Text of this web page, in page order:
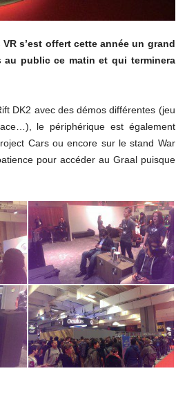
s’est offert cette année un grand
au public ce matin et qui terminera
DK2 avec des démos différentes (jeu
le périphérique est également
Cars ou encore sur le stand War
pour accéder au Graal puisque